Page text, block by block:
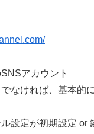
アカウント
なければ、基本的
設定が初期設定 or